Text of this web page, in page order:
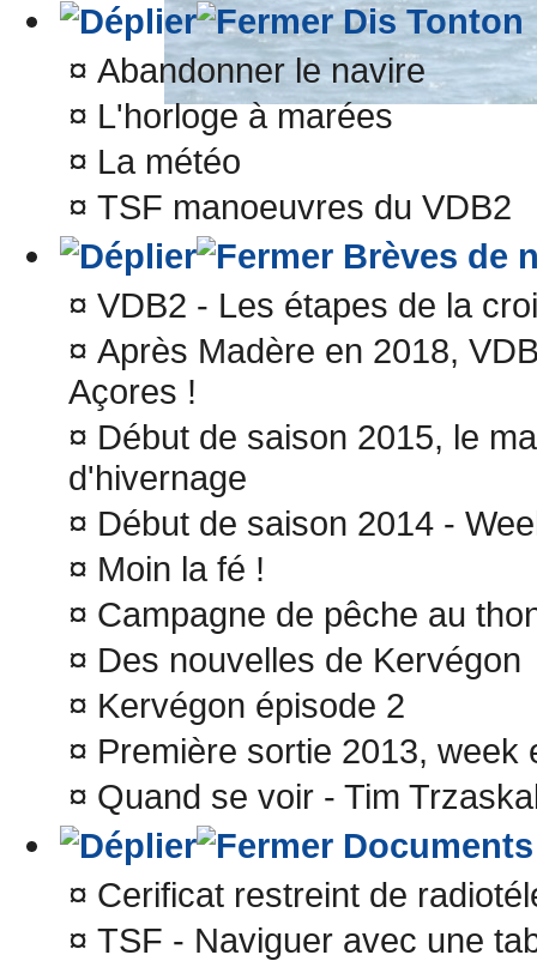
Dis Tonton
¤ Abandonner le navire
¤ L'horloge à marées
¤ La météo
¤ TSF manoeuvres du VDB2
Brèves de
¤ VDB2 - Les étapes de la
¤ Après Madère en 2018,
Açores !
¤ Début de saison 2015, le
d'hivernage
¤ Début de saison 2014 -
¤ Moin la fé !
¤ Campagne de pêche au
¤ Des nouvelles de Kervégon
¤ Kervégon épisode 2
¤ Première sortie 2013, week
¤ Quand se voir - Tim
¤ Cerificat restreint de
¤ TSF - Naviguer avec une